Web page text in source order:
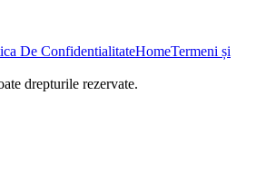
De ConfidentialitateHomeTermeni și
drepturile rezervate.